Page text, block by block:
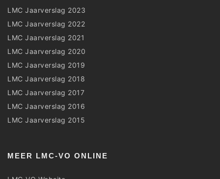
LMC Jaarverslag 2023
LMC Jaarverslag 2022
LMC Jaarverslag 2021
LMC Jaarverslag 2020
LMC Jaarverslag 2019
LMC Jaarverslag 2018
LMC Jaarverslag 2017
LMC Jaarverslag 2016
LMC Jaarverslag 2015
MEER LMC-VO ONLINE